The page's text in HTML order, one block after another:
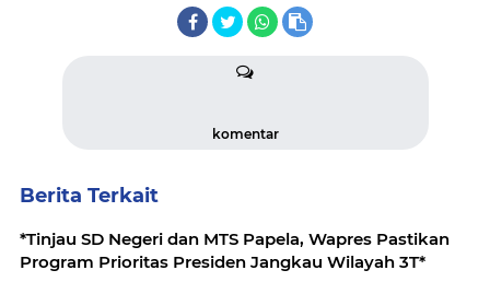
komentar
Berita Terkait
*Tinjau SD Negeri dan MTS Papela, Wapres Pastikan
Program Prioritas Presiden Jangkau Wilayah 3T*